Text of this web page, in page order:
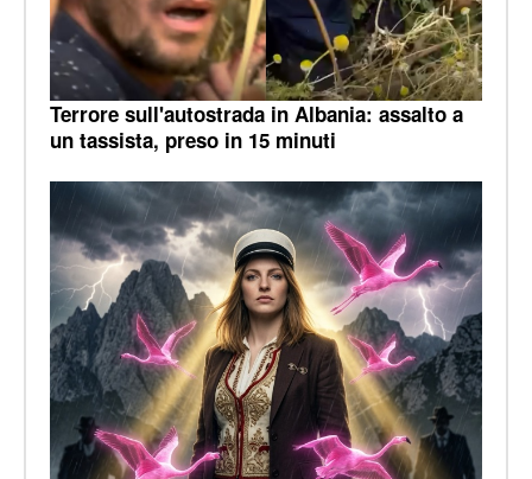
Terrore sull'autostrada in Albania: assalto a
un tassista, preso in 15 minuti